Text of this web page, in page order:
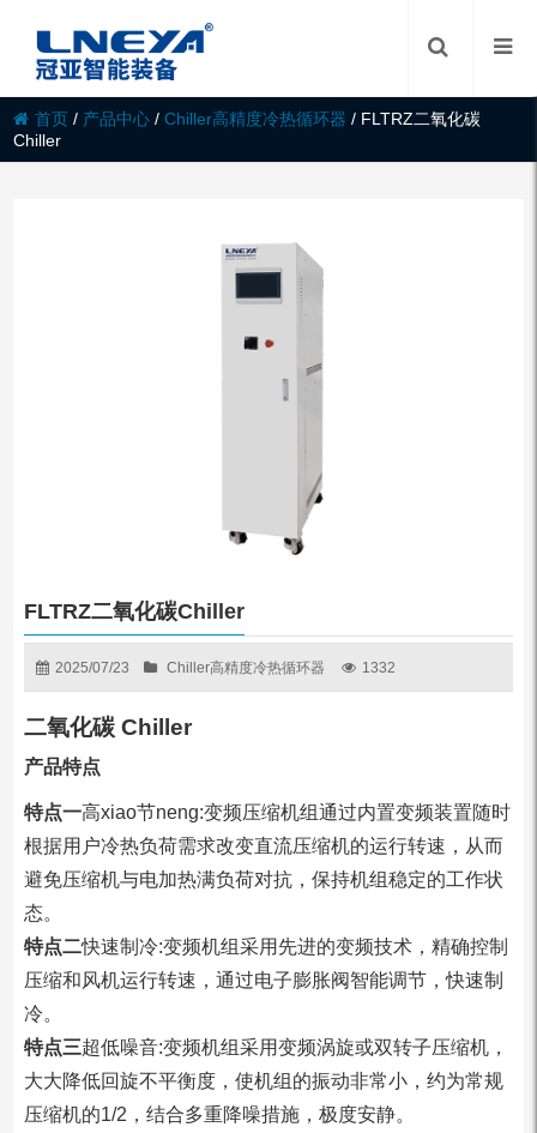
首页 / 产品中心 /Chiller高精度冷热循环器 / FLTRZ二氧化碳
Chiller
FLTRZ二氧化碳Chiller
2025/07/23 Chiller高精度冷热循环器 1332
二氧化碳 Chiller
产品特点
特点一高xiao节neng:变频压缩机组通过内置变频装置随时
根据用户冷热负荷需求改变直流压缩机的运行转速，从而
避免压缩机与电加热满负荷对抗，保持机组稳定的工作状
态。
特点二快速制冷:变频机组采用先进的变频技术，精确控制
压缩和风机运行转速，通过电子膨胀阀智能调节，快速制
冷。
特点三超低噪音:变频机组采用变频涡旋或双转子压缩机，
大大降低回旋不平衡度，使机组的振动非常小，约为常规
压缩机的1/2，结合多重降噪措施，极度安静。